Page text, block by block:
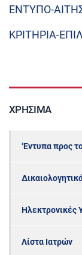
ΕΝΤΥΠΟ-
ΚΡΙΤΗΡΙΑ-
ΧΡΉΣΙΜΑ
‘Εντυπα προς
Ηλεκτρονικές
Λίστα Ιατρών